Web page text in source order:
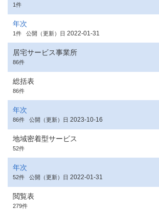
1件
年次
1件 公開（更新）日 2022-01-31
居宅サービス事業所
86件
総括表
86件
年次
86件 公開（更新）日 2023-10-16
地域密着型サービス
52件
年次
52件 公開（更新）日 2022-01-31
閲覧表
279件